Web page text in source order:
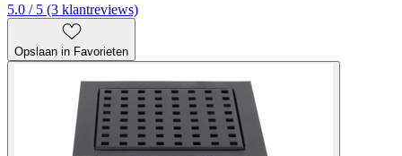
5.0 / 5 (3 klantreviews)
Opslaan in Favorieten